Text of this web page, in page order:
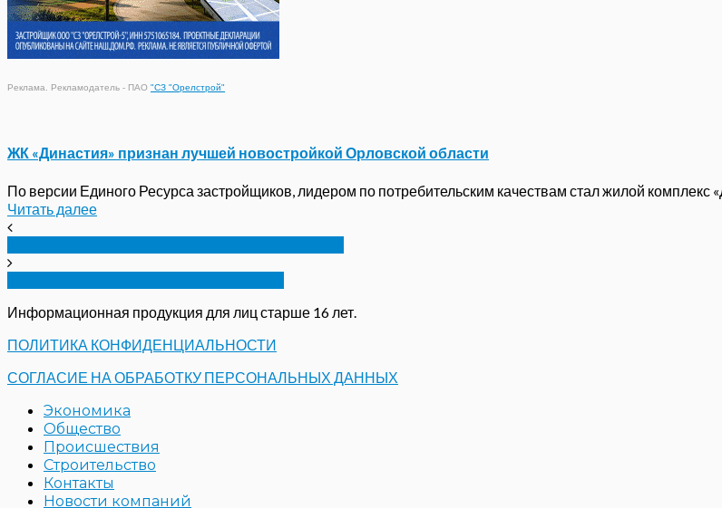
Реклама. Рекламодатель - ПАО "СЗ "Орелстрой"
ЖК «Династия» признан лучшей новостройкой Орловской области
По версии Единого Ресурса застройщиков, лидером по потребительским качествам стал жилой комплекс
Читать далее
Информационная продукция для лиц старше 16 лет.
ПОЛИТИКА КОНФИДЕНЦИАЛЬНОСТИ
СОГЛАСИЕ НА ОБРАБОТКУ ПЕРСОНАЛЬНЫХ ДАННЫХ
Экономика
Общество
Происшествия
Строительство
Контакты
Новости компаний